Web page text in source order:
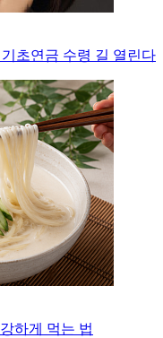
초연금 수령 길 열린다
하게 먹는 법